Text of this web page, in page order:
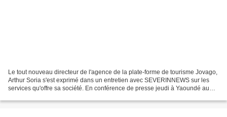
Le tout nouveau directeur de l'agence de la plate-forme de tourisme Jovago,
Arthur Soria s'est exprimé dans un entretien avec SEVERINNEWS sur les
services qu'offre sa société. En conférence de presse jeudi à Yaoundé au